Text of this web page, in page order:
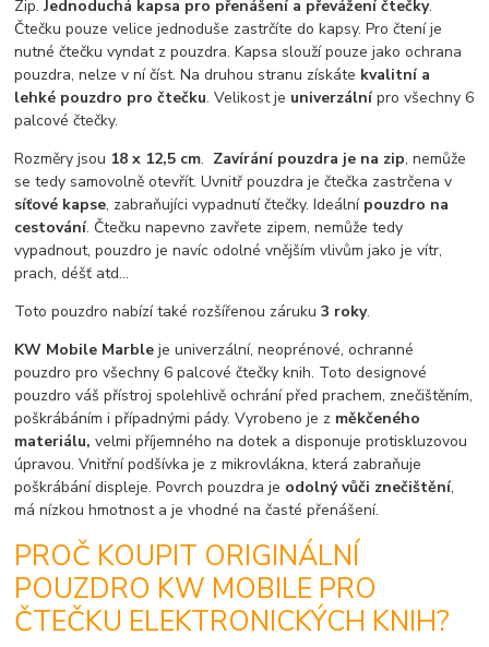
Zip.Jednoduchá kapsa pro přenášení a převážení čtečky.
Čtečku pouze velice jednoduše zastrčíte do kapsy. Pro čtení je
nutné čtečku vyndat z pouzdra. Kapsa slouží pouze jako ochrana
pouzdra, nelze v ní číst. Na druhou stranu získáte kvalitní a
lehké pouzdro pro čtečku. Velikost je univerzálnípro všechny 6
palcové čtečky.
Rozměry jsou 18 x 12,5 cm. Zavírání pouzdra je na zip, nemůže
se tedy samovolně otevřít. Uvnitř pouzdra je čtečka zastrčena v
síťové kapse, zabraňujíci vypadnutí čtečky. Ideální pouzdro na
cestování. Čtečku napevno zavřete zipem, nemůže tedy
vypadnout, pouzdro je navíc odolné vnějším vlivům jako je vítr,
prach, déšť atd...
Toto pouzdro nabízí také rozšířenou záruku3 roky.
KW Mobile Marbleje univerzální, neoprénové, ochranné
pouzdro pro všechny 6 palcové čtečky knih. Toto designové
pouzdro váš přístroj spolehlivě ochrání před prachem, znečištěním,
poškrábáním i případnými pády. Vyrobeno je z měkčeného
materiálu, velmi příjemného na dotek a disponuje protiskluzovou
úpravou. Vnitřní podšívka je z mikrovlákna, která zabraňuje
poškrábání displeje. Povrch pouzdra je odolný vůči znečištění,
má nízkou hmotnost a je vhodné na časté přenášení.
PROČ KOUPIT ORIGINÁLNÍ
POUZDRO KW MOBILE PRO
ČTEČKU ELEKTRONICKÝCH KNIH?